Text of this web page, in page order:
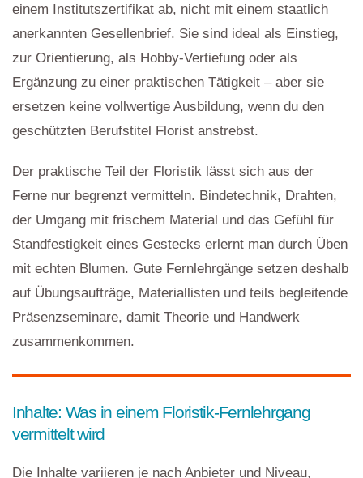
einem Institutszertifikat ab, nicht mit einem staatlich
anerkannten Gesellenbrief. Sie sind ideal als Einstieg,
zur Orientierung, als Hobby-Vertiefung oder als
Ergänzung zu einer praktischen Tätigkeit – aber sie
ersetzen keine vollwertige Ausbildung, wenn du den
geschützten Berufstitel Florist anstrebst.
Der praktische Teil der Floristik lässt sich aus der
Ferne nur begrenzt vermitteln. Bindetechnik, Drahten,
der Umgang mit frischem Material und das Gefühl für
Standfestigkeit eines Gestecks erlernt man durch Üben
mit echten Blumen. Gute Fernlehrgänge setzen deshalb
auf Übungsaufträge, Materiallisten und teils begleitende
Präsenzseminare, damit Theorie und Handwerk
zusammenkommen.
Inhalte: Was in einem Floristik-Fernlehrgang
vermittelt wird
Die Inhalte variieren je nach Anbieter und Niveau,